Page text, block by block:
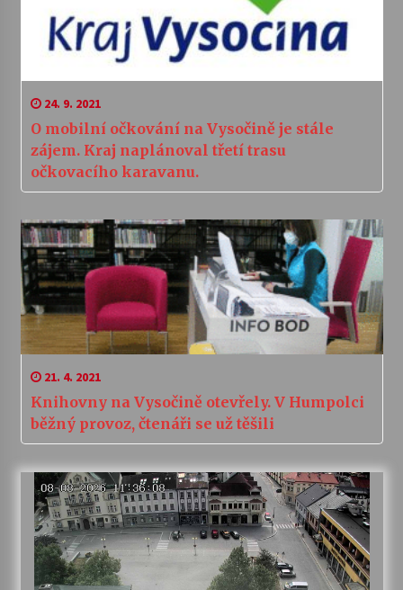
24. 9. 2021
O mobilní očkování na Vysočině je stále
zájem. Kraj naplánoval třetí trasu
očkovacího karavanu.
21. 4. 2021
Knihovny na Vysočině otevřely. V Humpolci
běžný provoz, čtenáři se už těšili